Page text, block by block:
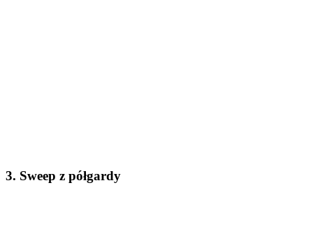
3. Sweep z półgardy